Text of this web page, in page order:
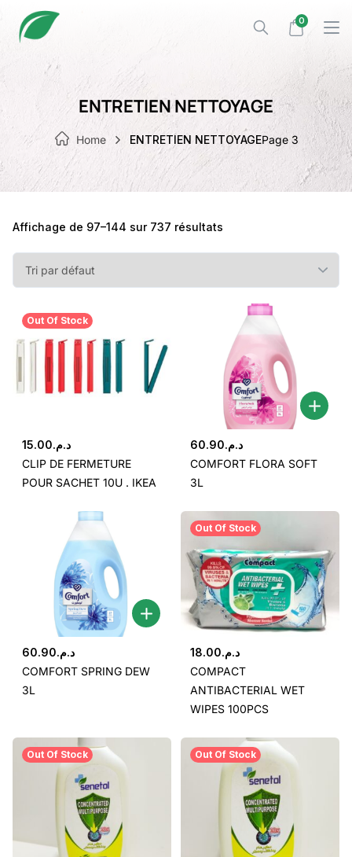
0
ENTRETIEN NETTOYAGE
Home ENTRETIEN NETTOYAGEPage 3
Affichage de 97–144 sur 737 résultats
Out Of Stock
د.م.15.00
CLIP DE FERMETURE
POUR SACHET 10U . IKEA
د.م.60.90
COMFORT FLORA SOFT
3L
د.م.60.90
COMFORT SPRING DEW
3L
Out Of Stock
د.م.18.00
COMPACT
ANTIBACTERIAL WET
WIPES 100PCS
Out Of Stock Out Of Stock